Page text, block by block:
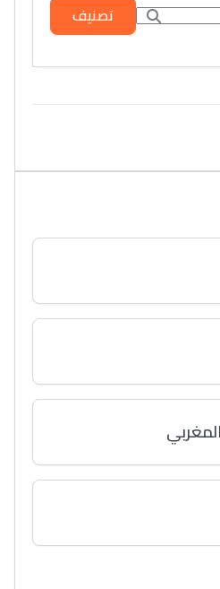
تصنيف